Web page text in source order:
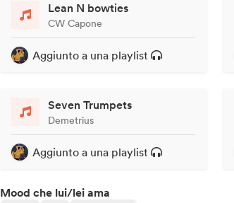
Lean N bowties
CW Capone
Aggiunto a una playlist
Seven Trumpets
Demetrius
Aggiunto a una playlist
Mood che lui/lei ama